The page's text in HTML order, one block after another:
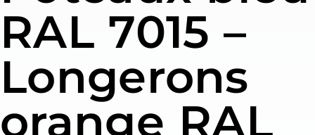
RAL 7015 –
Longerons
orange RAL